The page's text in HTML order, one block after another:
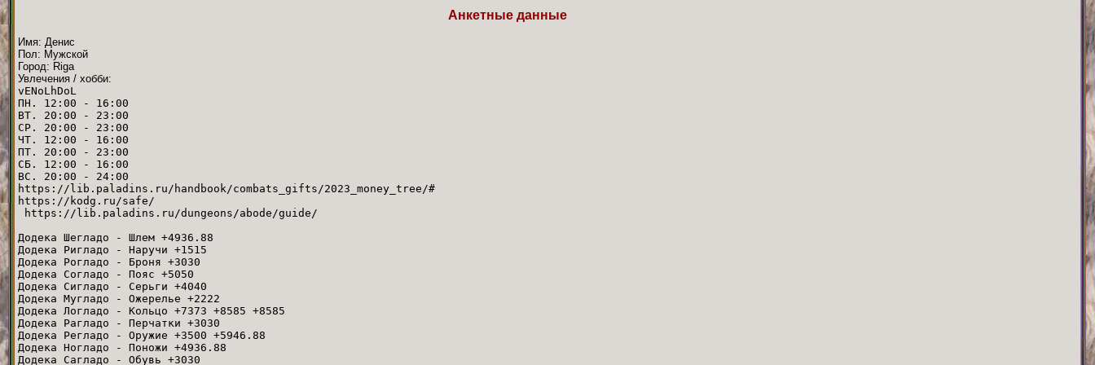
Анкетные данные
Имя: Денис
Пол: Мужской
Город: Riga
Увлечения / хобби:
vENoLhDoL
ПН. 12:00 - 16:00
ВТ. 20:00 - 23:00
СР. 20:00 - 23:00
ЧТ. 12:00 - 16:00
ПТ. 20:00 - 23:00
СБ. 12:00 - 16:00
ВС. 20:00 - 24:00
https://lib.paladins.ru/handbook/combats_gifts/2023_money_tree/#
https://kodg.ru/safe/
https://lib.paladins.ru/dungeons/abode/guide/
Додека Шегладо - Шлем +4936.88
Додека Ригладо - Наручи +1515
Додека Рогладо - Броня +3030
Додека Согладо - Пояс +5050
Додека Сигладо - Серьги +4040
Додека Мугладо - Ожерелье +2222
Додека Логладо - Кольцо +7373 +8585 +8585
Додека Рагладо - Перчатки +3030
Додека Регладо - Оружие +3500 +5946.88
Додека Ногладо - Поножи +4936.88
Додека Сагладо - Обувь +3030